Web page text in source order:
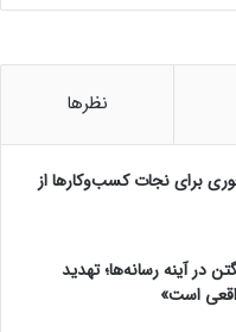
نظرها
برای نجات کسب‌وکارها از
در آینه رسانه‌ها؛ تهدید
است»